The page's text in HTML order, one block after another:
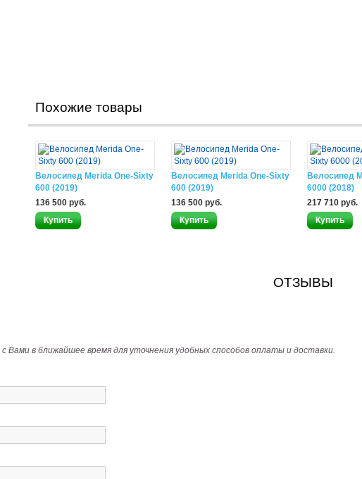
Похожие товары
Велосипед Merida One-Sixty
600 (2019)
136 500 руб.
Велосипед Merida One-Sixty
600 (2019)
136 500 руб.
Велосипед
6000 (2018)
217 710 руб.
ОТЗЫВЫ
Вами в ближайшее время для уточнения удобных способов оплаты и доставки.